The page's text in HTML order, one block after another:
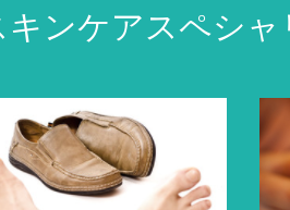
キンケアスペシ